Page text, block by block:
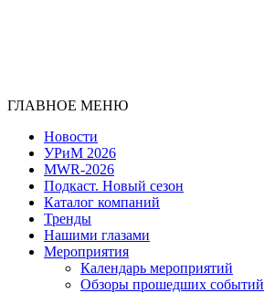
ГЛАВНОЕ МЕНЮ
Новости
УРиМ 2026
MWR-2026
Подкаст. Новый сезон
Каталог компаний
Тренды
Нашими глазами
Мероприятия
Календарь мероприятий
Обзоры прошедших событий